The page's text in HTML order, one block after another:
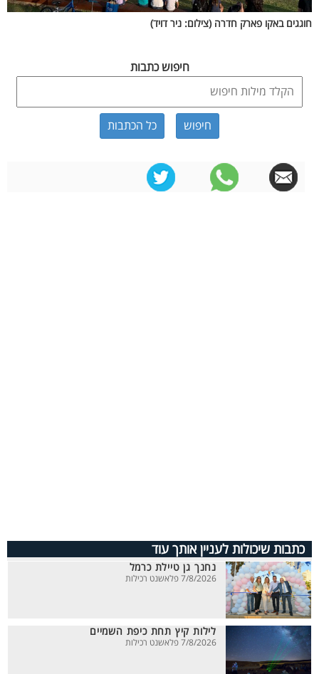
חוגגים באקו פארק חדרה (צילום: ניר דויד)
חיפוש כתבות
כל הכתבות
כתבות שיכולות לעניין אותך עוד
נחנך גן טיילת כרמל
7/8/2026 פלאשנט רכילות
לילות קיץ תחת כיפת השמיים
7/8/2026 פלאשנט רכילות